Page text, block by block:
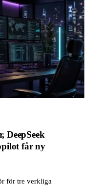
DeepSeek
får ny
för tre verkliga